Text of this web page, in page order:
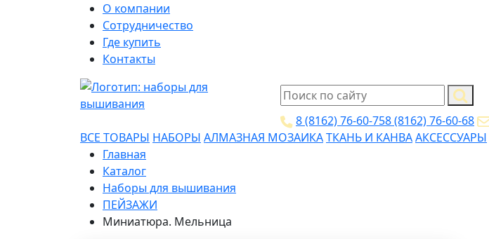
О компании
Сотрудничество
Где купить
Контакты
8 (8162) 76-60-758 (8162) 76-60-68
ВСЕ ТОВАРЫ НАБОРЫ АЛМАЗНАЯ МОЗАИКАТКАНЬ И КАНВААКСЕССУАРЫ
Главная
Каталог
Наборы для вышивания
ПЕЙЗАЖИ
Миниатюра. Мельница